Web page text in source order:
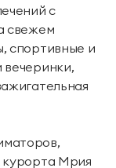
с
свежем
спортивные и
вечеринки,
курорта Мрия